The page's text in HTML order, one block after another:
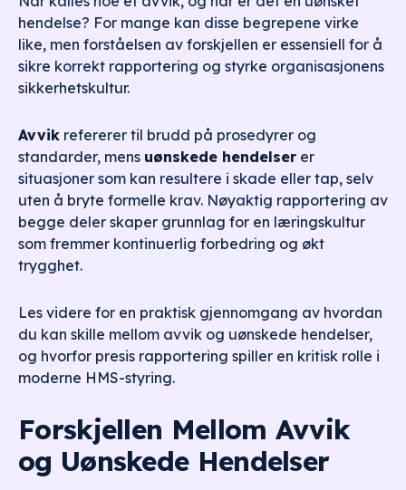
hendelse? For mange kan disse begrepene virke
like, men forståelsen av forskjellen er essensiell for å
sikre korrekt rapportering og styrke organisasjonens
sikkerhetskultur.
Avvik refererer til brudd på prosedyrer og
standarder, mens uønskede hendelser er
situasjoner som kan resultere i skade eller tap, selv
uten å bryte formelle krav. Nøyaktig rapportering av
begge deler skaper grunnlag for en læringskultur
som fremmer kontinuerlig forbedring og økt
trygghet.
Les videre for en praktisk gjennomgang av hvordan
du kan skille mellom avvik og uønskede hendelser,
og hvorfor presis rapportering spiller en kritisk rolle i
moderne HMS-styring.
Forskjellen Mellom Avvik
og Uønskede Hendelser